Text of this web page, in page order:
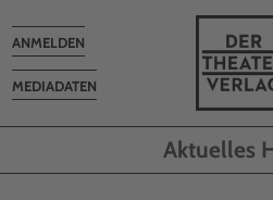
MEDIADATEN
Toggle
navigation
ANMELDEN
Aktuelles